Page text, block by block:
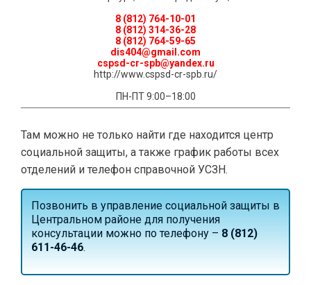
8 (812) 764-10-01
8 (812) 314-36-28
8 (812) 764-59-65
dis404@gmail.com
cspsd-cr-spb@yandex.ru
http://www.cspsd-cr-spb.ru/
ПН-ПТ 9:00–18:00
Там можно не только найти где находится центр
социальной защиты, а также график работы всех
отделений и телефон справочной УСЗН.
Позвонить в управление социальной защиты в
Центральном районе для получения
консультации можно по телефону – 8 (812)
611-46-46.